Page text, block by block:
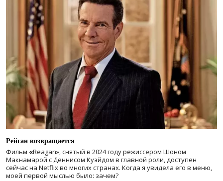
Рейган возвращается
Фильм «Reagan», снятый в 2024 годурежиссером Шоном
Макнамарой с Деннисом Куэйдом в главной роли, доступен
сейчас на Netflix во многих странах. Когда я увидела его в меню,
моей первой мыслью было: зачем?